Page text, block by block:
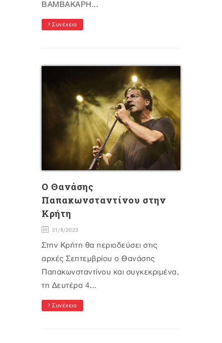
ΒΑΜΒΑΚΑΡΗ...
Συνέχεια
Ο Θανάσης
Παπακωνσταντίνου στην
Κρήτη
31/8/2023
Στην Κρήτη θα περιοδεύσει στις
αρχές Σεπτεμβρίου ο Θανάσης
Παπακωνσταντίνου και συγκεκριμένα,
τη Δευτέρα 4...
Συνέχεια